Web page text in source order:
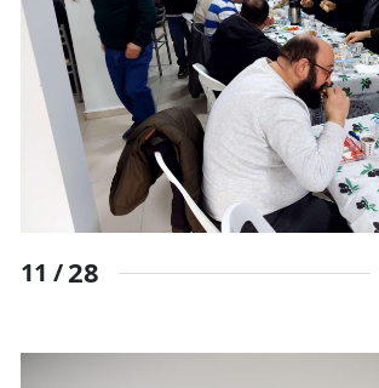
11 /28